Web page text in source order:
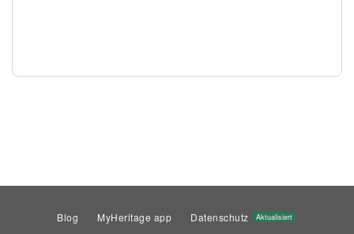
Blog MyHeritage app Datenschutz Aktualisiert